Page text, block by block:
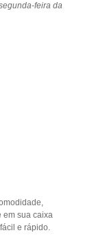
feira da
em sua caixa
e rápido.